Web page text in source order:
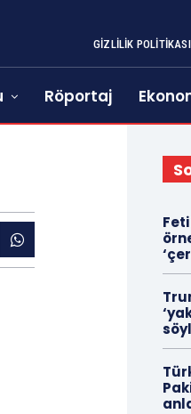
GIZLILIK POLITIKASI
Röportaj
Feti